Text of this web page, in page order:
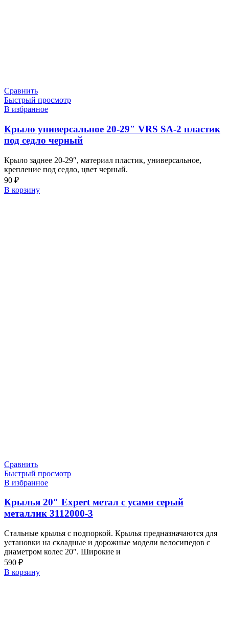
Сравнить
Быстрый просмотр
В избранное
Крыло универсальное 20-29″ VRS SA-2 пластик
под седло черный
Крыло заднее 20-29″, материал пластик, универсальное,
крепление под седло, цвет черный.
90 ₽
В корзину
Сравнить
Быстрый просмотр
В избранное
Крылья 20″ Expert метал с усами серый
металлик 3112000-3
Стальные крылья с подпоркой. Крылья предназначаются для
установки на складные и дорожные модели велосипедов с
диаметром колес 20″. Широкие и
590 ₽
В корзину